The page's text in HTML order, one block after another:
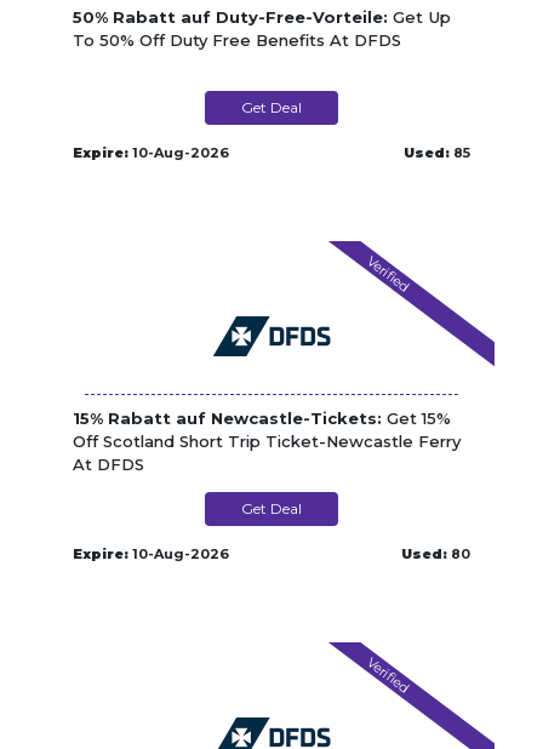
50% Rabatt auf Duty-Free-Vorteile: Get Up
To 50% Off Duty Free Benefits At DFDS
Get Deal
Expire: 10-Aug-2026 Used: 85
Verified
15% Rabatt auf Newcastle-Tickets: Get 15%
Off Scotland Short Trip Ticket-Newcastle Ferry
At DFDS
Get Deal
Expire: 10-Aug-2026 Used: 80
Verified